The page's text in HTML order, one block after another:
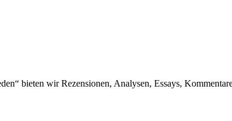
bieten wir Rezensionen, Analysen, Essays,